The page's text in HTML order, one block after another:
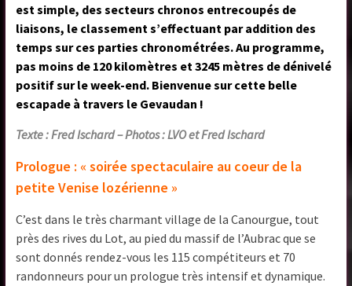
est simple, des secteurs chronos entrecoupés de
liaisons, le classement s’effectuant par addition des
temps sur ces parties chronométrées. Au programme,
pas moins de 120 kilomètres et 3245 mètres de dénivelé
positif sur le week-end. Bienvenue sur cette belle
escapade à travers le Gevaudan !
Texte : Fred Ischard – Photos : LVO et Fred Ischard
Prologue : « soirée spectaculaire au coeur de la
petite Venise lozérienne »
C’est dans le très charmant village de la Canourgue, tout
près des rives du Lot, au pied du massif de l’Aubrac que se
sont donnés rendez-vous les 115 compétiteurs et 70
randonneurs pour un prologue très intensif et dynamique.